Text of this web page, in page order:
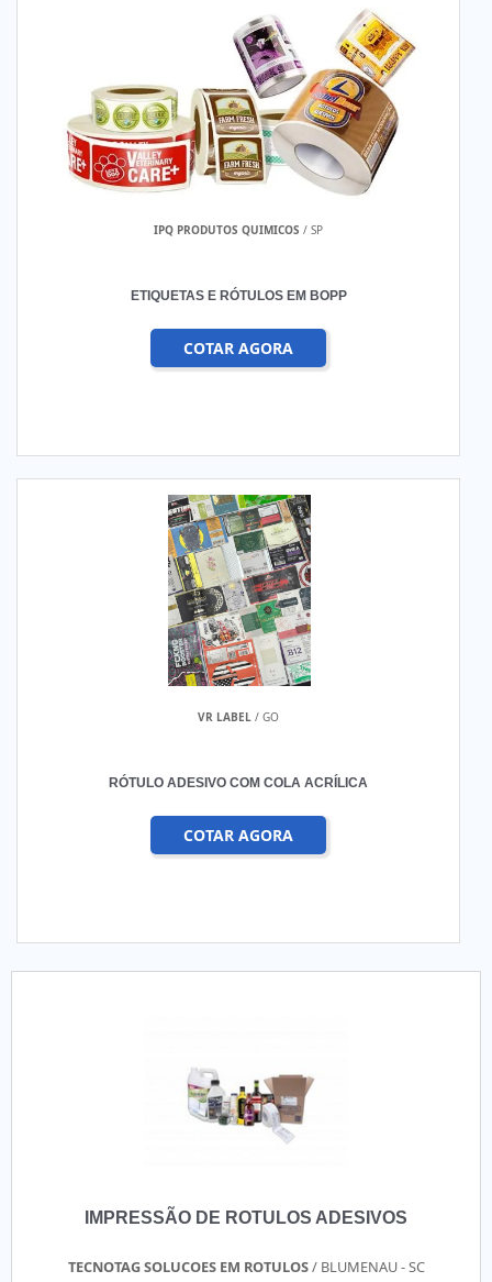
IPQ PRODUTOS QUIMICOS / SP
ETIQUETAS E RÓTULOS EM BOPP
COTAR AGORA
VR LABEL / GO
RÓTULO ADESIVO COM COLA ACRÍLICA
COTAR AGORA
IMPRESSÃO DE ROTULOS ADESIVOS
TECNOTAG SOLUCOES EM ROTULOS/ BLUMENAU - SC